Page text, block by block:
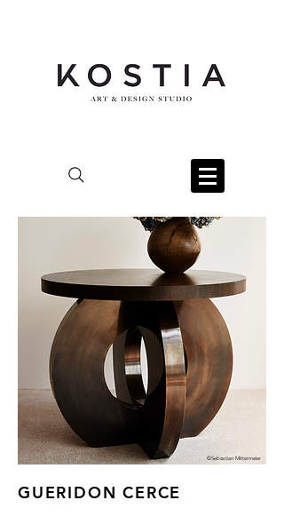
©Sebastian Mittermeier
GUERIDON CERCE